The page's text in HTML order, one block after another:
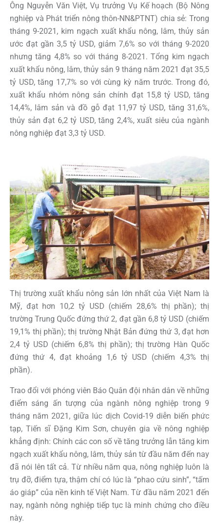
Ông Nguyễn Văn Việt, Vụ trưởng Vụ Kế hoạch (Bộ Nông
nghiệp và Phát triển nông thôn-NN&PTNT) chia sẻ: Trong
tháng 9-2021, kim ngạch xuất khẩu nông, lâm, thủy sản
ước đạt gần 3,5 tỷ USD, giảm 7,6% so với tháng 9-2020
nhưng tăng 4,8% so với tháng 8-2021. Tổng kim ngạch
xuất khẩu nông, lâm, thủy sản 9 tháng năm 2021 đạt 35,5
tỷ USD, tăng 17,7% so với cùng kỳ năm trước. Trong đó,
xuất khẩu nhóm nông sản chính đạt 15,8 tỷ USD, tăng
14,4%, lâm sản và đồ gỗ đạt 11,97 tỷ USD, tăng 31,6%,
thủy sản đạt 6,2 tỷ USD, tăng 2,4%, xuất siêu của ngành
nông nghiệp đạt 3,3 tỷ USD.
Thị trường xuất khẩu nông sản lớn nhất của Việt Nam là
Mỹ, đạt hơn 10,2 tỷ USD (chiếm 28,6% thị phần); thị
trường Trung Quốc đứng thứ 2, đạt gần 6,8 tỷ USD (chiếm
19,1% thị phần); thị trường Nhật Bản đứng thứ 3, đạt hơn
2,4 tỷ USD (chiếm 6,8% thị phần); thị trường Hàn Quốc
đứng thứ 4, đạt khoảng 1,6 tỷ USD (chiếm 4,3% thị
phần).
Trao đổi với phóng viên Báo Quân đội nhân dân về những
điểm sáng ấn tượng của ngành nông nghiệp trong 9
tháng năm 2021, giữa lúc dịch Covid-19 diễn biến phức
tạp, Tiến sĩ Đặng Kim Sơn, chuyên gia về nông nghiệp
khẳng định: Chính các con số về tăng trưởng lẫn tăng kim
ngạch xuất khẩu nông, lâm, thủy sản từ đầu năm đến nay
đã nói lên tất cả. Từ nhiều năm qua, nông nghiệp luôn là
trụ đỡ, điểm tựa, thậm chí có lúc là “phao cứu sinh”, “tấm
áo giáp” của nền kinh tế Việt Nam. Từ đầu năm 2021 đến
nay, ngành nông nghiệp tiếp tục là minh chứng cho điều
này.